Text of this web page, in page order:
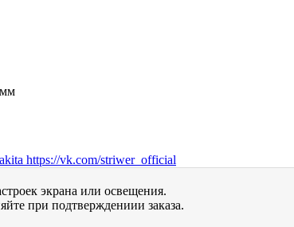
https://vk.com/striwer_official
экрана или освещения.
при подтверждениии заказа.